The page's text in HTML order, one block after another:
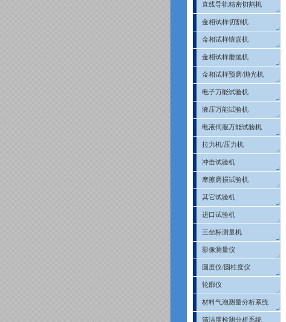
直线导轨精密切割机
金相试样切割机
金相试样镶嵌机
金相试样磨抛机
金相试样预磨/抛光机
电子万能试验机
液压万能试验机
电液伺服万能试验机
拉力机/压力机
冲击试验机
摩擦磨损试验机
其它试验机
进口试验机
三坐标测量机
影像测量仪
圆度仪/圆柱度仪
轮廓仪
材料气泡测量分析系统
清洁度检测分析系统